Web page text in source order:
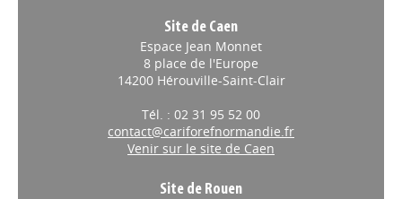
Site de Caen
Espace Jean Monnet
8 place de l'Europe
14200 Hérouville-Saint-Clair
Tél. : 02 31 95 52 00
contact@cariforefnormandie.fr
Venir sur le site de Caen
Site de Rouen